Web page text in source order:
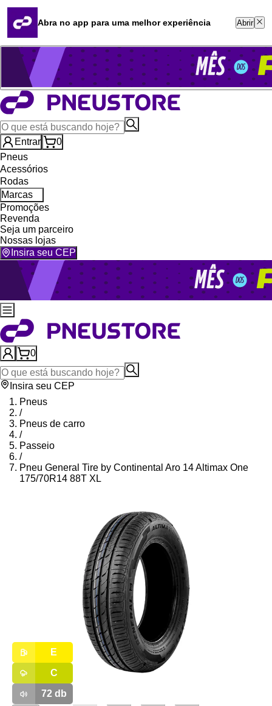
Quero revender
Blog
Whatsapp (16) 99764-8401
Televendas (47) 3046-2551
Entrar
0
Pneus
Acessórios
Rodas
Marcas
Promoções
Revenda
Seja um parceiro
Nossas lojas
Insira seu CEP
0
Insira seu CEP
Pneus
/
Pneus de carro
/
Passeio
/
Pneu General Tire by Continental Aro 14 Altimax One
175/70R14 88T XL
E
C
72db
Abra no app para uma melhor experiência Abrir